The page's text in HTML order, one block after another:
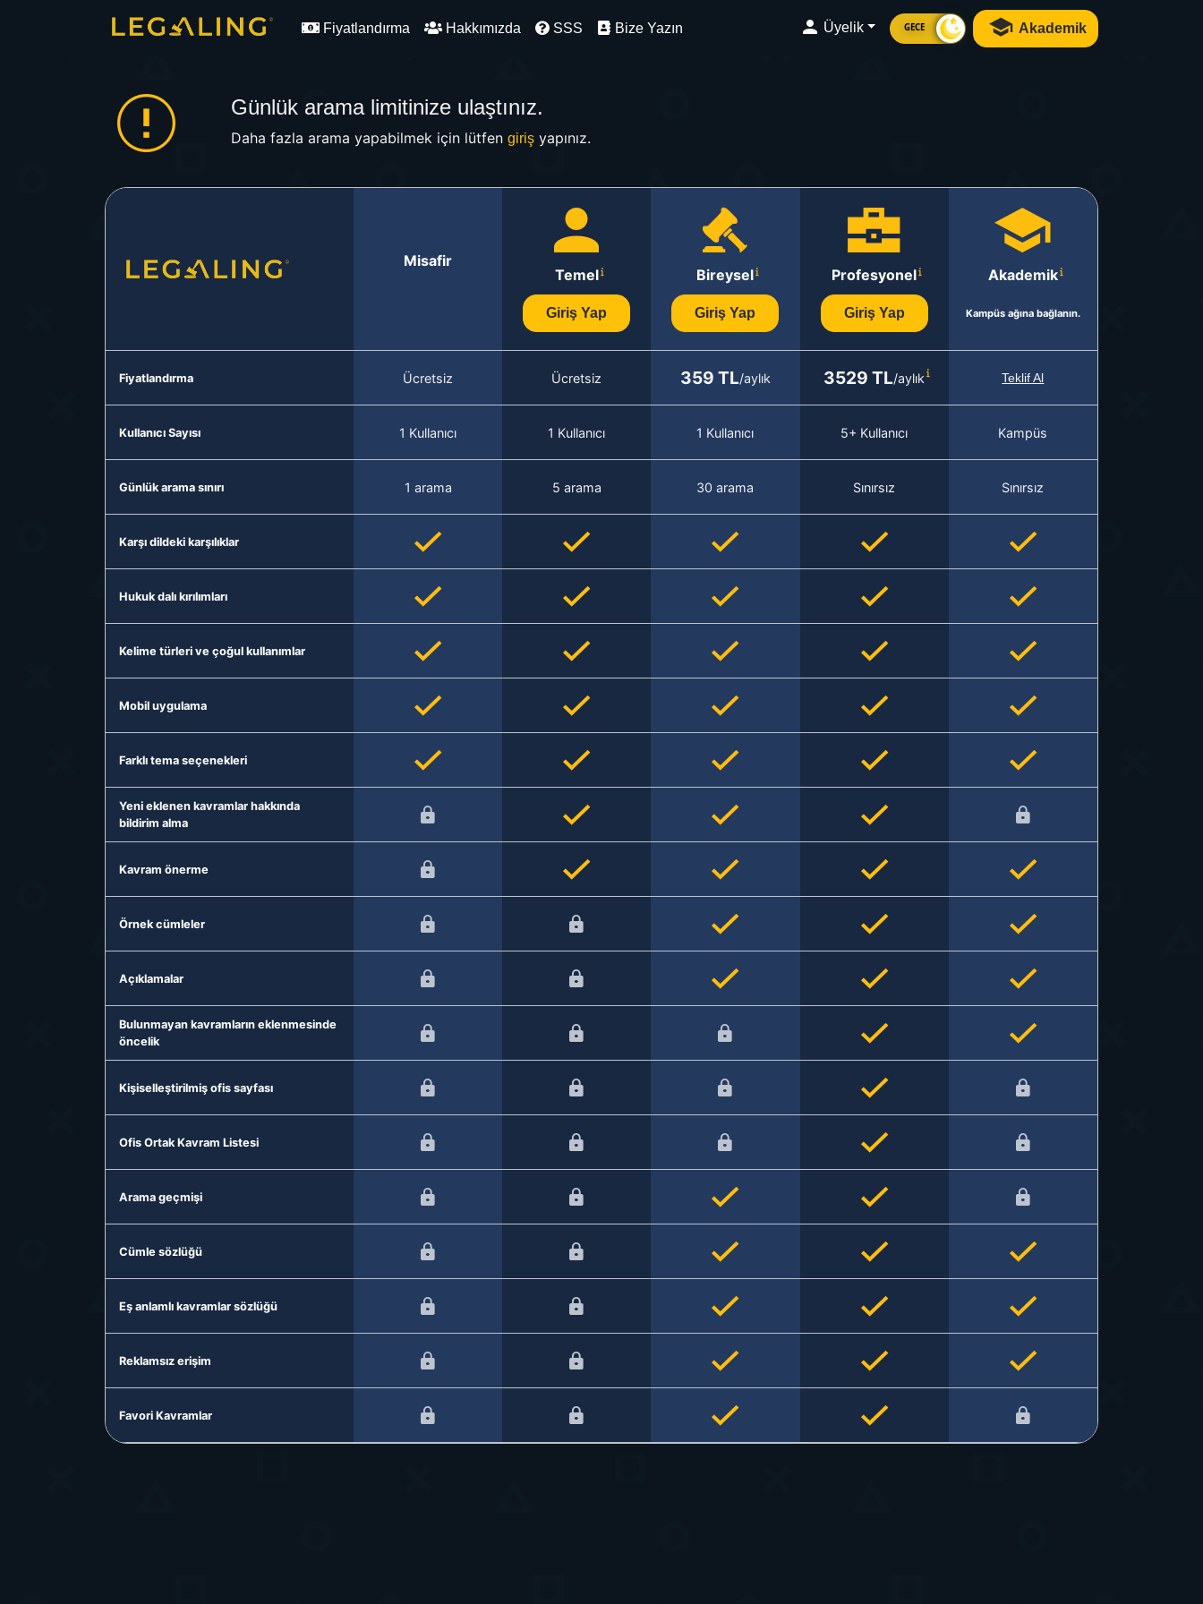
Fiyatlandırma Hakkımızda SSS Bize Yazın Üyelik GECE Akademik
Günlük arama limitinize ulaştınız.
Daha fazla arama yapabilmek için lütfen girişyapınız.
Misafir
Temel
Giriş Yap
Bireysel
Giriş Yap
Profesyonel
Giriş Yap
Akademik
Kampüs ağına bağlanın.
Fiyatlandırma Ücretsiz Ücretsiz 359 TL/aylık 3529 TL/aylık Teklif Al
Kullanıcı Sayısı 1 Kullanıcı 1 Kullanıcı 1 Kullanıcı 5+ Kullanıcı Kampüs
Günlük arama sınırı 1 arama 5 arama 30 arama Sınırsız Sınırsız
Karşı dildeki karşılıklar
Hukuk dalı kırılımları
Kelime türleri ve çoğul kullanımlar
Mobil uygulama
Farklı tema seçenekleri
Yeni eklenen kavramlar hakkında
bildirim alma
Kavram önerme
Örnek cümleler
Açıklamalar
Bulunmayan kavramların eklenmesinde
öncelik
Kişiselleştirilmiş ofis sayfası
Ofis Ortak Kavram Listesi
Arama geçmişi
Cümle sözlüğü
Eş anlamlı kavramlar sözlüğü
Reklamsız erişim
Favori Kavramlar